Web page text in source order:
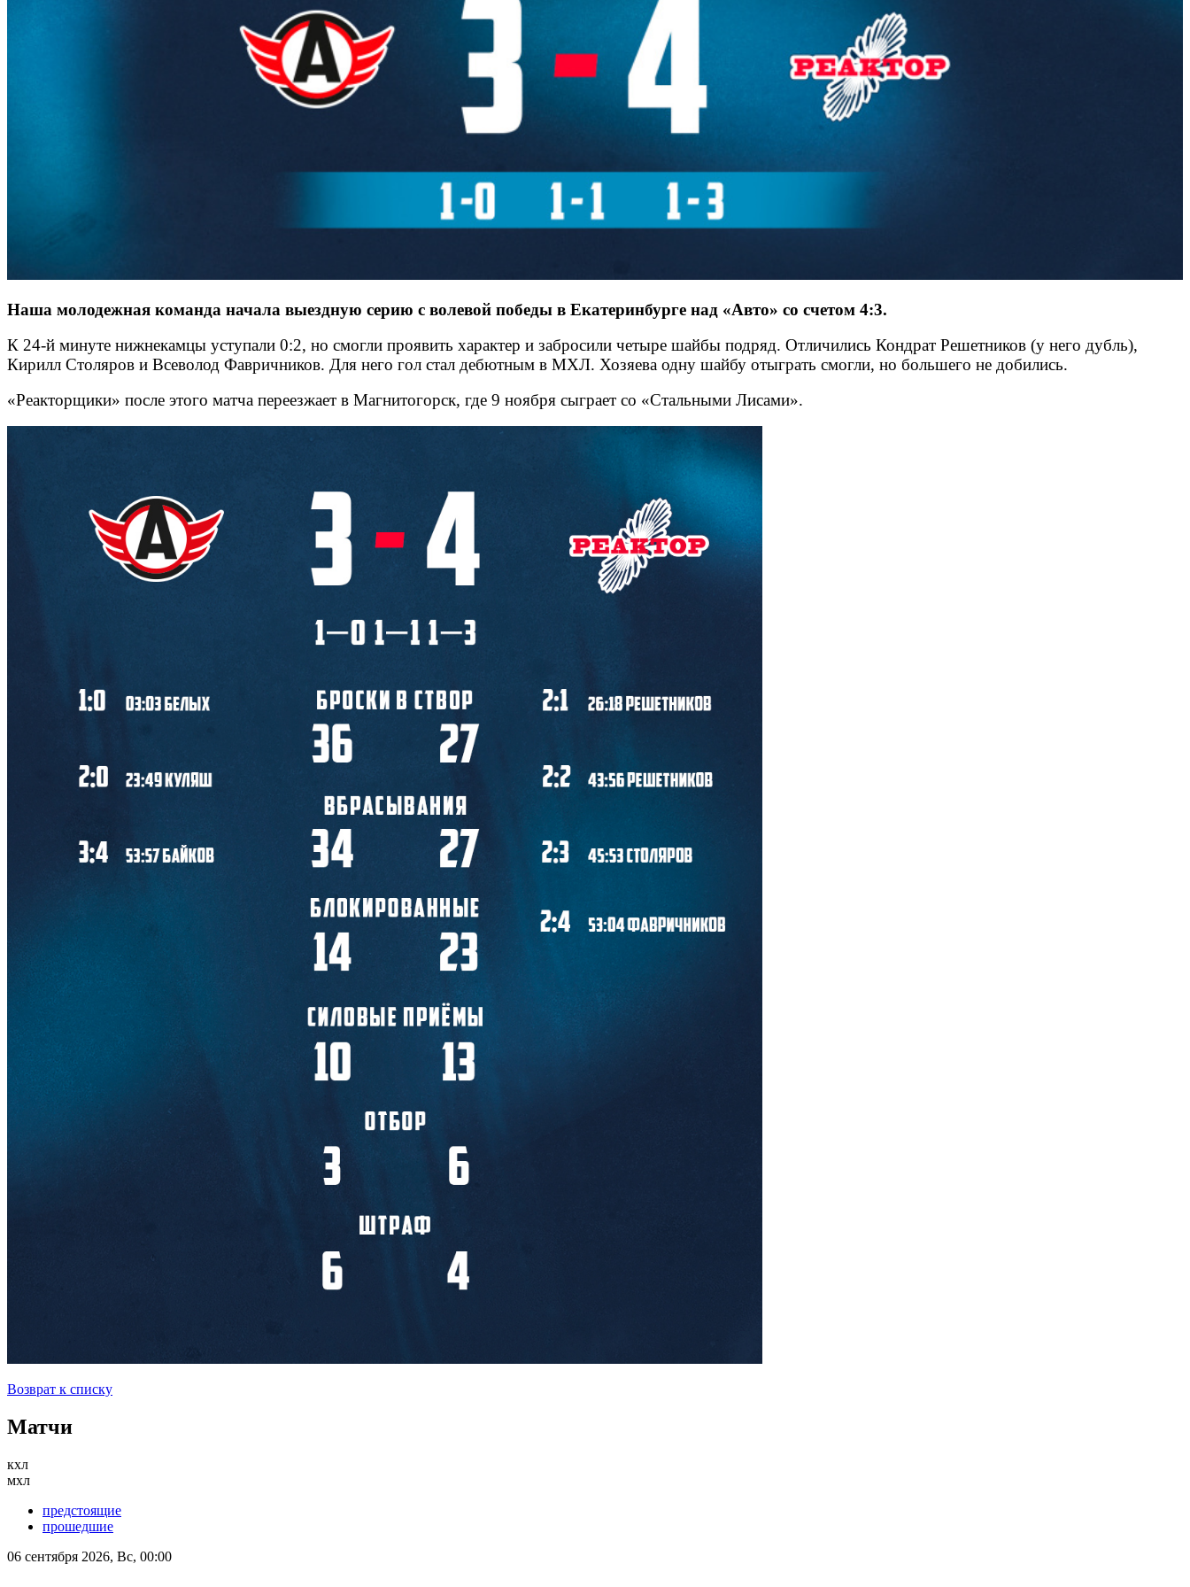
Наша молодежная команда начала выездную серию с волевой победы в Екатеринбурге над «Авто» со счетом 4:3.
К 24-й минуте нижнекамцы уступали 0:2, но смогли проявить характер и забросили четыре шайбы подряд. Отличились Кондрат Решетников (у него дубль),
Кирилл Столяров и Всеволод Фавричников. Для него гол стал дебютным в МХЛ. Хозяева одну шайбу отыграть смогли, но большего не добились.
«Реакторщики» после этого матча переезжает в Магнитогорск, где 9 ноября сыграет со «Стальными Лисами».
Возврат к списку
Матчи
кхл
мхл
предстоящие
прошедшие
06 сентября 2026, Вс, 00:00